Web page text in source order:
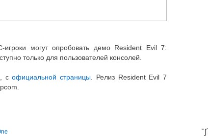
игроки могут опробовать демо Resident Evil 7:
только для пользователей консолей.
софициальной страницы . Релиз Resident Evil 7